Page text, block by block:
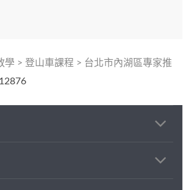
學 > 登山車課程 > 台北市內湖區專家推